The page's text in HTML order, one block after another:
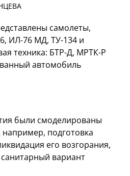
самолеты,
ИЛ-76 МД, ТУ-134 и
техника: БТР-Д, МРТК-Р
автомобиль
были смоделированы
подготовка
его возгорания,
вариант